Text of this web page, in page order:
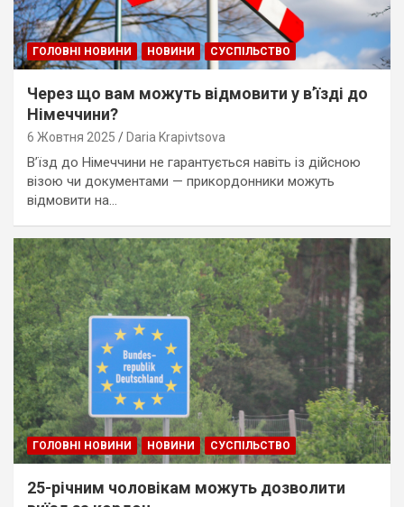
ГОЛОВНІ НОВИНИ НОВИНИ СУСПІЛЬСТВО
Через що вам можуть відмовити у вʼїзді до
Німеччини?
6 Жовтня 2025 Daria Krapivtsova
В’їзд до Німеччини не гарантується навіть із дійсною
візою чи документами — прикордонники можуть
відмовити на…
ГОЛОВНІ НОВИНИ НОВИНИ СУСПІЛЬСТВО
25-річним чоловікам можуть дозволити